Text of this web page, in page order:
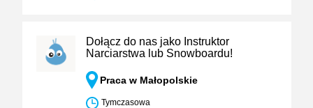
Dołącz do nas jako Instruktor
Narciarstwa lub Snowboardu!
Praca w Małopolskie
Tymczasowa